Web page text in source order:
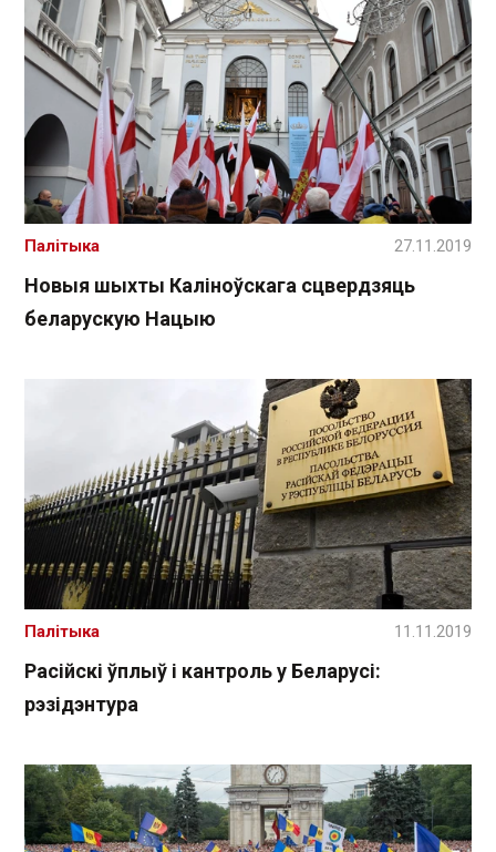
Новыя шыхты Каліноўскага сцвердзяць
беларускую Нацыю
Палітыка 27.11.2019
Расійскі ўплыў і кантроль у Беларусі:
рэзідэнтура
Палітыка 11.11.2019